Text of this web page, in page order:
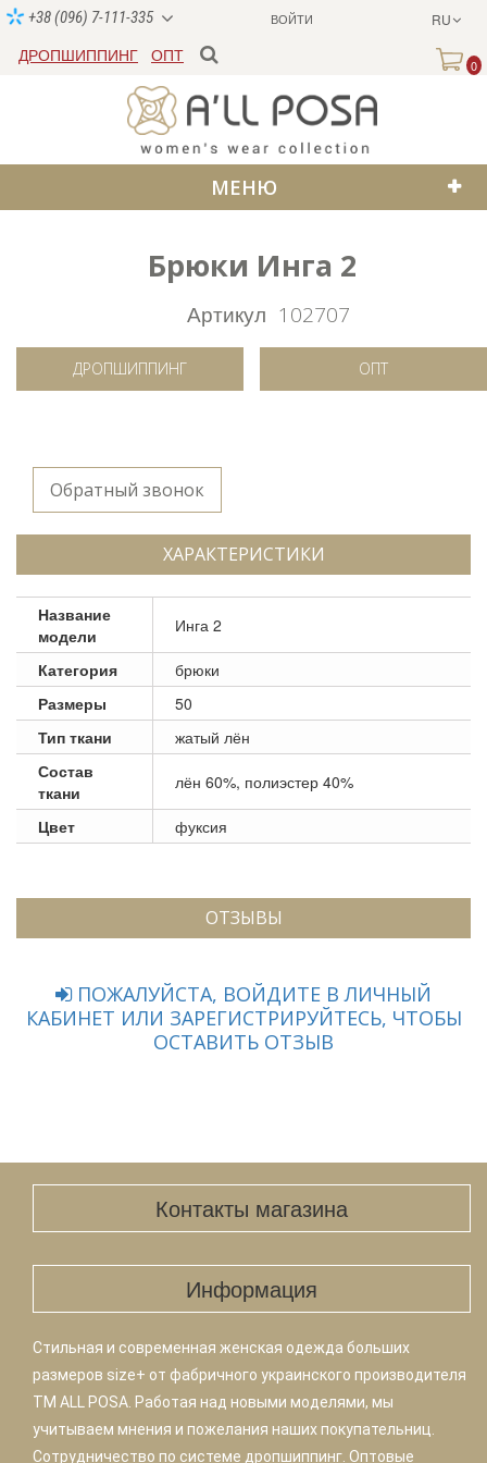
ВОЙТИ RU
+38 (096) 7-111-335
ДРОПШИППИНГ ОПТ
0
МЕНЮ
Брюки Инга 2
Артикул 102707
ДРОПШИППИНГ ОПТ
Обратный звонок
ХАРАКТЕРИСТИКИ
Название
модели
Инга 2
Категория
брюки
Размеры
50
Тип ткани
жатый лён
Состав
ткани
лён 60%, полиэстер 40%
Цвет фуксия
ОТЗЫВЫ
ПОЖАЛУЙСТА, ВОЙДИТЕ В ЛИЧНЫЙ
КАБИНЕТ ИЛИ ЗАРЕГИСТРИРУЙТЕСЬ, ЧТОБЫ
ОСТАВИТЬ ОТЗЫВ
Контакты магазина
Информация
Стильная и современная женская одежда больших
размеров size+ от фабричного украинского производителя
TM ALL POSA. Работая над новыми моделями, мы
учитываем мнения и пожелания наших покупательниц.
Сотрудничество по системе дропшиппинг. Оптовые